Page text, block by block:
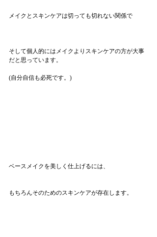
メイクとスキンケアは切っても切れない関係で
そして個人的にはメイクよりスキンケアの方が大事
だと思っています。
(自分自信も必死です。)
ベースメイクを美しく仕上げるには、
もちろんそのためのスキンケアが存在します。